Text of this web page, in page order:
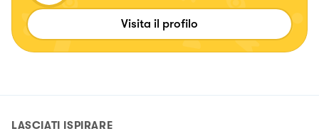
Visita il profilo
LASCIATI ISPIRARE